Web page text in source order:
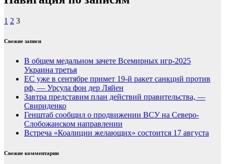
1 2 3
Свежие записи
В общем медальном зачете Всемирных игр-2025
Украина третья
ЕС уже в сентябре примет 19-й ракет санкций против
рф, — Урсула фон дер Ляйен
Завтра представим план действий правительства, —
Свириденко
Генштаб сообщил о продвижении ВСУ на Северо-
Слобожанском направлении
Встреча «Коалиции желающих» состоится 17 августа
Свежие комментарии